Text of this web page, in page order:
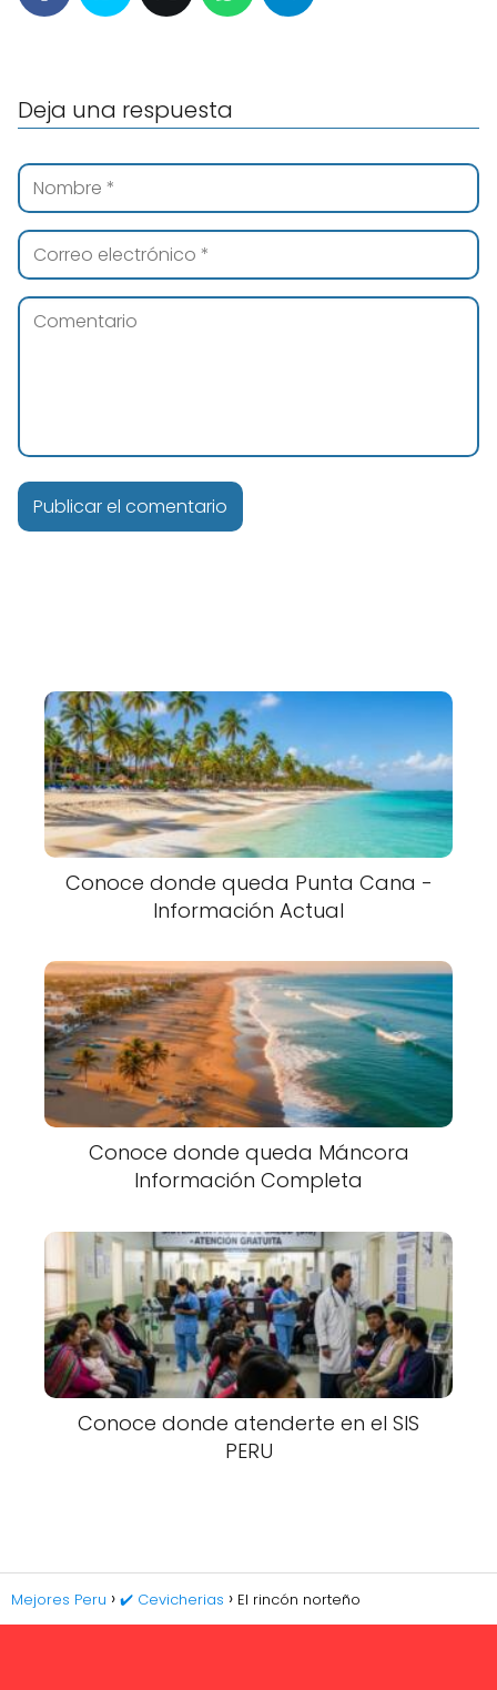
Deja una respuesta
Conoce donde queda Punta Cana -
Información Actual
Conoce donde queda Máncora
Información Completa
Conoce donde atenderte en el SIS
PERU
Mejores Peru ✔️ Cevicherias El rincón norteño